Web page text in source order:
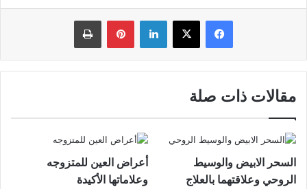
فيسبوك لينكدإن بينتيريست
مقالات ذات صلة
السحر الابيض والوسيط
الروحي وعلاقتهما بالعلاج
أعراض العين للمتزوجه
وعلاماتها الأكيدة